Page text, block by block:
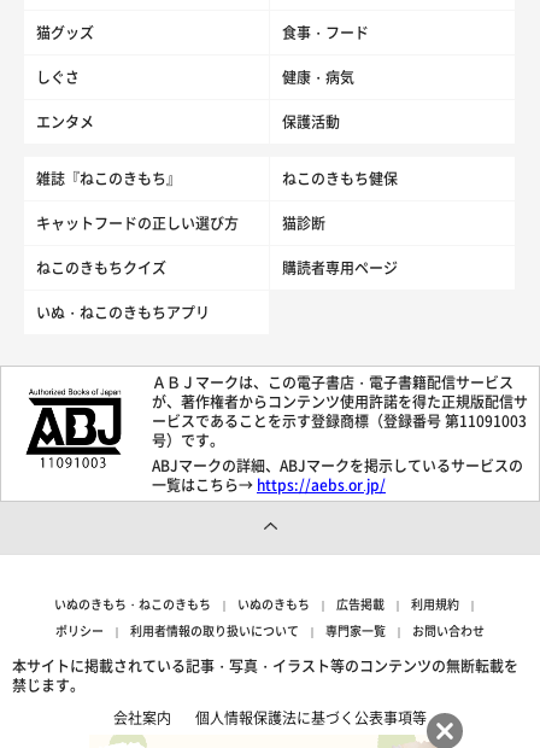
猫グッズ 食事・フード
しぐさ 健康・病気
エンタメ 保護活動
雑誌『ねこのきもち』 ねこのきもち健保
キャットフードの正しい選び方 猫診断
ねこのきもちクイズ 購読者専用ページ
いぬ・ねこのきもちアプリ
ＡＢＪマークは、この電子書店・電子書籍配信サービス
が、著作権者からコンテンツ使用許諾を得た正規版配信サ
ービスであることを示す登録商標（登録番号 第11091003
号）です。
ABJマークの詳細、ABJマークを掲示しているサービスの
一覧はこちら→ https://aebs.or.jp/
いぬのきもち・ねこのきもち いぬのきもち 広告掲載
利用規約
ポリシー
利用者情報の取り扱いについて 専門家一覧 お問い合わせ
本サイトに掲載されている記事・写真・イラスト等のコンテンツの無断転載を
禁じます。
会社案内
個人情報保護法に基づく公表事項等